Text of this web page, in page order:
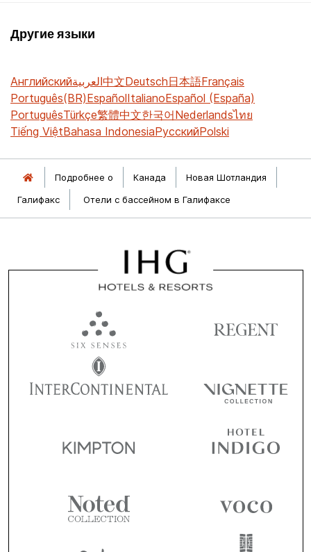
Другие языки
Английскийالعربية中文Deutsch日本語Français
Português(BR)EspañolItalianoEspañol (España)
PortuguêsTürkçe繁體中文한국어Nederlandsไทย
Tiếng ViệtBahasa IndonesiaРусскийPolski
Подробнее о Канада
Новая Шотландия
Галифакс
Отели с бассейном в Галифаксе